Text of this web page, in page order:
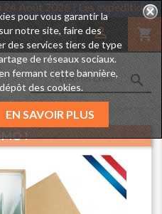
Juillet au 24 Août 2026 ! Les
shopping_cart


pour vous garantir la
notre site, faire des
des services tiers de type
de réseaux sociaux.
fermant cette bannière,
des cookies.
EN SAVOIR PLUS
!